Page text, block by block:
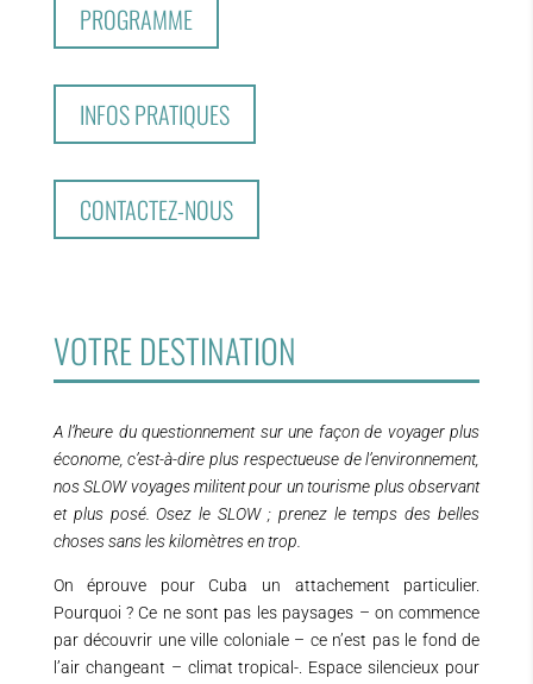
PROGRAMME
INFOS PRATIQUES
CONTACTEZ-NOUS
VOTRE DESTINATION
A l’heure du questionnement sur une façon de voyager plus
économe, c’est-à-dire plus respectueuse de l’environnement,
nos SLOW voyages militent pour un tourisme plus observant
et plus posé. Osez le SLOW ; prenez le temps des belles
choses sans les kilomètres en trop.
On éprouve pour Cuba un attachement particulier.
Pourquoi ? Ce ne sont pas les paysages – on commence
par découvrir une ville coloniale – ce n’est pas le fond de
l’air changeant – climat tropical-. Espace silencieux pour